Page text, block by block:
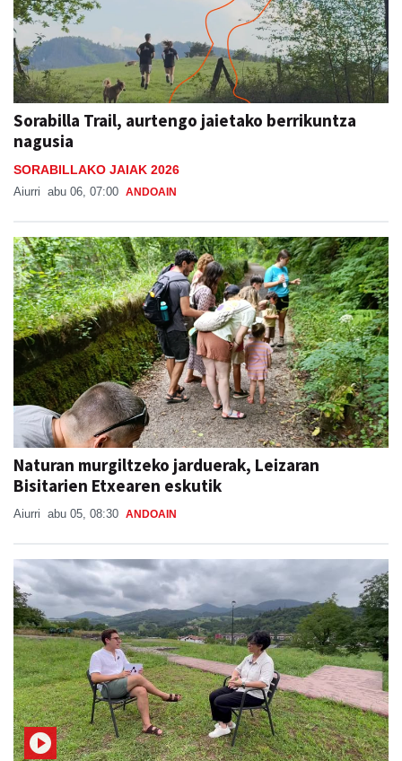
Sorabilla Trail, aurtengo jaietako berrikuntza
nagusia
SORABILLAKO JAIAK 2026
Aiurri abu 06, 07:00 ANDOAIN
Naturan murgiltzeko jarduerak, Leizaran
Bisitarien Etxearen eskutik
Aiurri abu 05, 08:30 ANDOAIN